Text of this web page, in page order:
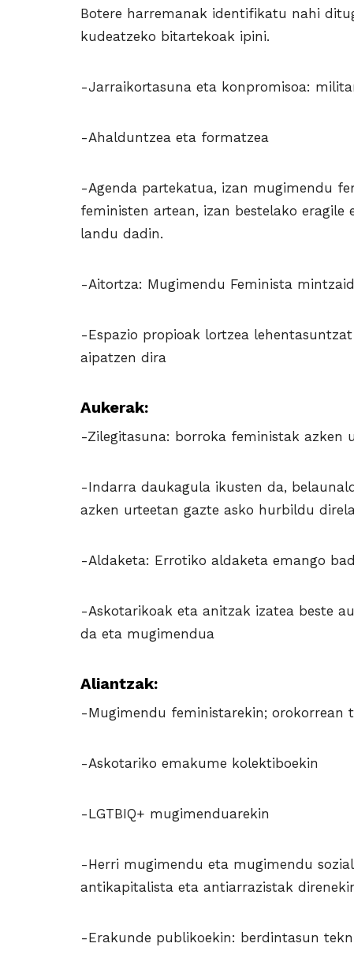
Botere harremanak identifikatu nahi
kudeatzeko bitartekoak ipini.
-Jarraikortasuna eta konpromisoa:
-Ahalduntzea eta formatzea
-Agenda partekatua, izan mugimendu
feministen artean, izan bestelako
landu dadin.
-Aitortza: Mugimendu Feminista
-Espazio propioak lortzea
aipatzen dira
Aukerak:
-Zilegitasuna: borroka feministak azken
-Indarra daukagula ikusten da,
azken urteetan gazte asko hurbildu
-Aldaketa: Errotiko aldaketa emango
-Askotarikoak eta anitzak izatea beste
da eta mugimendua
Aliantzak:
-Mugimendu feministarekin; orokorrean
-Askotariko emakume kolektiboekin
-LGTBIQ+ mugimenduarekin
-Herri mugimendu eta mugimendu
antikapitalista eta antiarrazistak
-Erakunde publikoekin: berdintasun